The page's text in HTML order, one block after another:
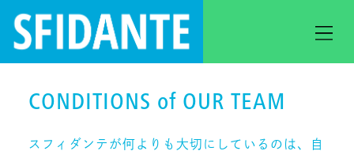
CONDITIONS of OUR TEAM
スフィダンテが何よりも大切にしているのは、自